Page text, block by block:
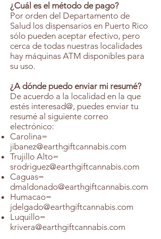
¿Cuál es el método de pago?
Por orden del Departamento de
Salud los dispensarios en Puerto Rico
sólo pueden aceptar efectivo, pero
cerca de todas nuestras localidades
hay máquinas ATM disponibles para
su uso.
¿A dónde puedo enviar mi resumé?
De acuerdo a la localidad en la que
estés interesad@, puedes enviar tu
resumé al siguiente correo
electrónico:
Carolina=
jibanez@earthgiftcannabis.com
Trujillo Alto=
srodriguez@earthgiftcannabis.com
Caguas=
dmaldonado@earthgiftcannabis.com
Humacao=
jdelgado@earthgiftcannabis.com
Luquillo=
krivera@earthgiftcannabis.com